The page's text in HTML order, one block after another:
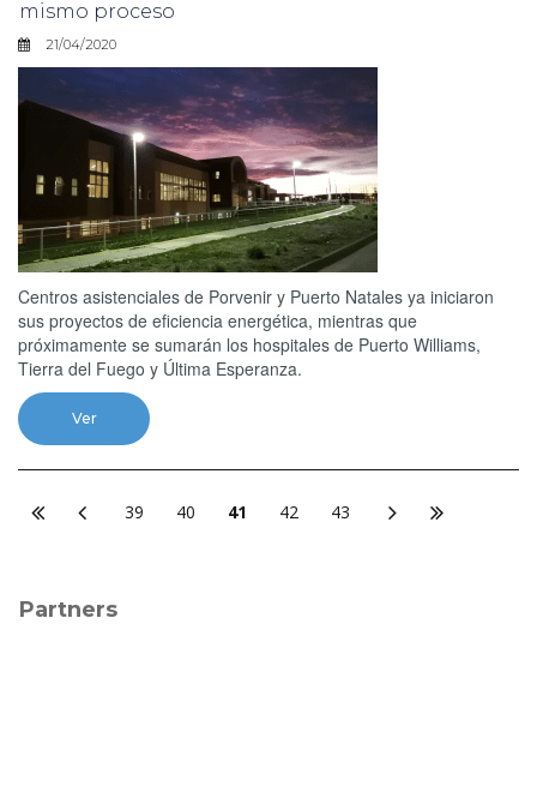
mismo proceso
21/04/2020
Centros asistenciales de Porvenir y Puerto Natales ya iniciaron
sus proyectos de eficiencia energética, mientras que
próximamente se sumarán los hospitales de Puerto Williams,
Tierra del Fuego y Última Esperanza.
Ver
39 40 41 42 43
Partners